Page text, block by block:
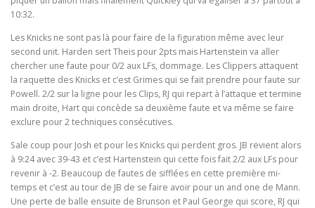
10:32.
Les Knicks ne sont pas là pour faire de la figuration même avec leur
second unit. Harden sert Theis pour 2pts mais Hartenstein va aller
chercher une faute pour 0/2 aux LFs, dommage. Les Clippers attaquent
la raquette des Knicks et c’est Grimes qui se fait prendre pour faute sur
Powell. 2/2 sur la ligne pour les Clips, RJ qui repart à l’attaque et termine
main droite, Hart qui concède sa deuxième faute et va même se faire
exclure pour 2 techniques consécutives.
Sale coup pour Josh et pour les Knicks qui perdent gros. JB revient alors
à 9:24 avec 39-43 et c’est Hartenstein qui cette fois fait 2/2 aux LFs pour
revenir à -2. Beaucoup de fautes de sifflées en cette première mi-
temps et c’est au tour de JB de se faire avoir pour un and one de Mann.
Une perte de balle ensuite de Brunson et Paul George qui score, RJ qui